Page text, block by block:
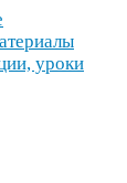
уроки